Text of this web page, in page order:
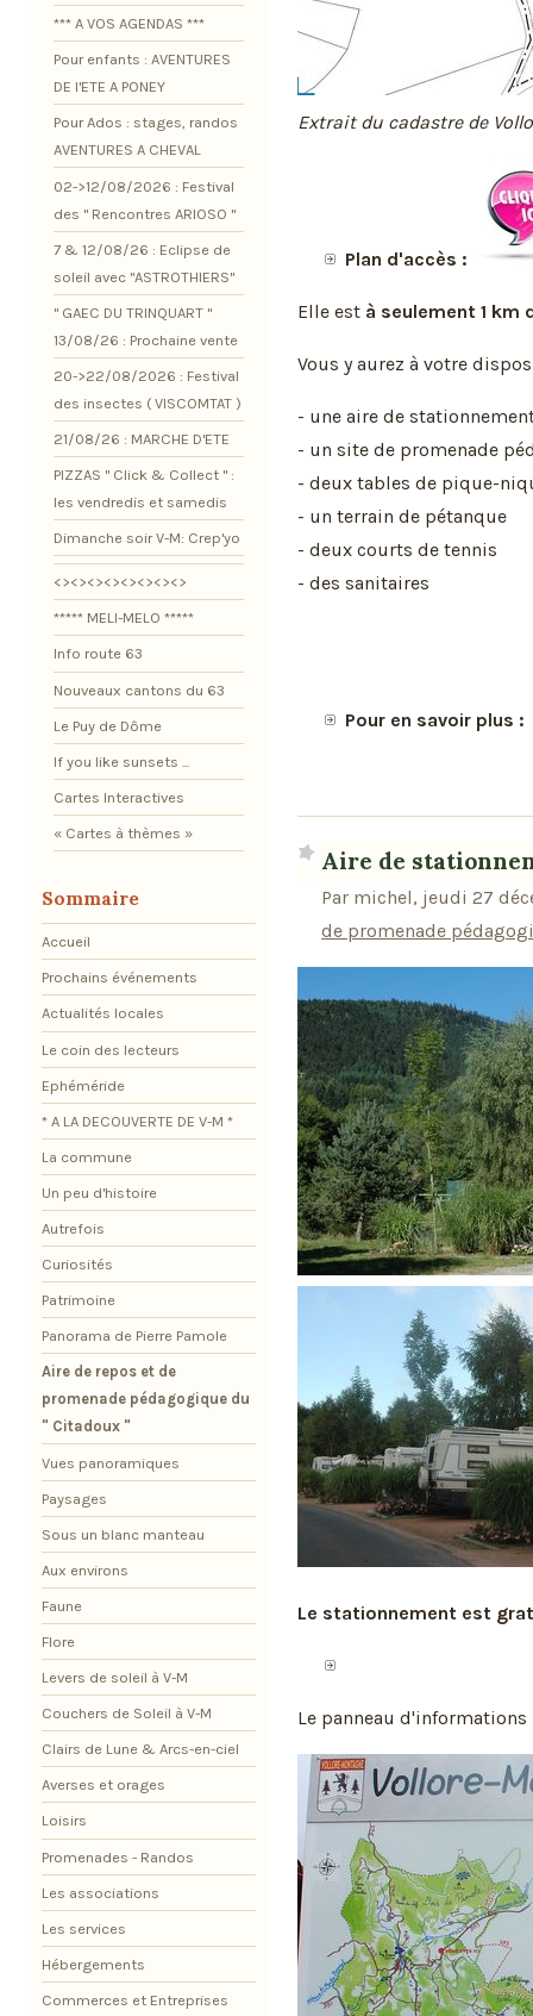
Extrait du cadastre de
Plan d'accès :
Elle est à seulement 1 km
Vous y aurez à votre
- une aire de
- un site de promenade
- deux tables de pique-
- un terrain de pétanque
- deux courts de tennis
- des sanitaires
Pour en savoir plus :
Aire de
Par michel, jeudi 27
de promenade
Le stationnement est
Le panneau d'informations
*** A VOS AGENDAS ***
Pour enfants : AVENTURES
DE l'ETE A PONEY
Pour Ados : stages, randos
AVENTURES A CHEVAL
02->12/08/2026 : Festival
des " Rencontres ARIOSO "
7 & 12/08/26 : Eclipse de
soleil avec "ASTROTHIERS"
" GAEC DU TRINQUART "
13/08/26 : Prochaine vente
20->22/08/2026 : Festival
des insectes ( VISCOMTAT )
21/08/26 : MARCHE D'ETE
PIZZAS " Click & Collect " :
les vendredis et samedis
Dimanche soir V-M: Crep'yo
<><><><><><><><>
***** MELI-MELO *****
Info route 63
Nouveaux cantons du 63
Le Puy de Dôme
If you like sunsets ...
Cartes Interactives
« Cartes à thèmes »
Sommaire
Accueil
Prochains événements
Actualités locales
Le coin des lecteurs
Ephéméride
* A LA DECOUVERTE DE V-M *
La commune
Un peu d'histoire
Autrefois
Curiosités
Patrimoine
Panorama de Pierre Pamole
Aire de repos et de
promenade pédagogique du
" Citadoux "
Vues panoramiques
Paysages
Sous un blanc manteau
Aux environs
Faune
Flore
Levers de soleil à V-M
Couchers de Soleil à V-M
Clairs de Lune & Arcs-en-ciel
Averses et orages
Loisirs
Promenades - Randos
Les associations
Les services
Hébergements
Commerces et Entreprises